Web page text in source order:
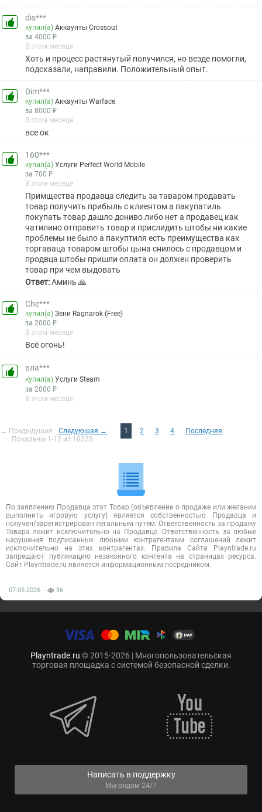
dis***
купил(а)Аккаунты Crossout
за 4000 ₽
В этом месяце
Хоть и процесс растянутый получился, но везде помогли,
подсказали, направили. Положительный опыт.
Dim***
купил(а)Аккаунты Warface
за 8000 ₽
В этом месяце
все ок
160***
купил(а)Услуги Perfect World Mobile
за 700 ₽
В этом месяце
Примщества продавца следить за таваром продавать
товар получить прибыль с клиентом а пакупатиль
покупать товар дашло дониво либо нет а продавец как
чатилино отправить товар и прислидить штобы ни какие
проблемы не было а пакуптиля есть преимущества как
торгаваца товаром штобы цына снилось с продавцом и
продвца штобы пришли оплата он должен проверить
товар при чем выдовать
Ответ:Аминь 🙏
Che***
купил(а)Зени Ragnarok (Free)
за 2000 ₽
В этом месяце
Всё огонь!
вла***
купил(а)Услуги Steam
за 2000 ₽
В этом месяце
← Предыдущая Следующая → 1 2 3 4
Последняя
Показаны 1-12 из 10328
По заявлению Продавца этот Товар (объявление о продаже или желании
выполнить игровую услугу) является собственностью Продавца и
получен/зарегистрирован легальным путем. Ответственность за продажу
Товара лежит исключительно на Продавце. Ответственность за любые
нарушения подписанных любыми контрагентами соглашений лежит
исключительно на этих контрагентах. Правила Сайта Playntrade.ru
запрещают публикацию незаконного контента на страницах ресурса.
Сайт Playntrade.ru является информационным посредником.
07.05.2026 36
Playntrade.ru © 2015-2026 | Многопользовательская
торговая площадка с системой безопасной сделки.
Написать в поддержку
Мы рядом 24/7